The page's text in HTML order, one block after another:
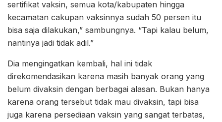
sertifikat vaksin, semua kota/kabupaten hingga
kecamatan cakupan vaksinnya sudah 50 persen itu
bisa saja dilakukan,” sambungnya. “Tapi kalau belum,
nantinya jadi tidak adil.”
Dia mengingatkan kembali, hal ini tidak
direkomendasikan karena masih banyak orang yang
belum divaksin dengan berbagai alasan. Bukan hanya
karena orang tersebut tidak mau divaksin, tapi bisa
juga karena persediaan vaksin yang sangat terbatas,